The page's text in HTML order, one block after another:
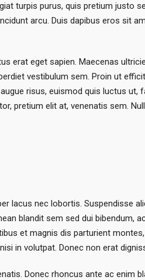
turpis purus, quis pretium justo
arcu. Duis dapibus eros sit
erat eget sapien. Maecenas
vestibulum sem. Proin ut
risus, euismod quis luctus
pretium elit at, venenatis sem.
lacus nec lobortis. Suspendisse
blandit sem sed dui bibendum,
et magnis dis parturient
in volutpat. Donec non erat
Donec rhoncus ante ac enim